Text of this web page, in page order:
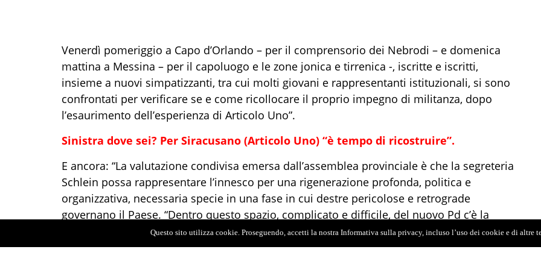
Venerdì pomeriggio a Capo d’Orlando – per il comprensorio dei Nebrodi – e domenica
mattina a Messina – per il capoluogo e le zone jonica e tirrenica -, iscritte e iscritti,
insieme a nuovi simpatizzanti, tra cui molti giovani e rappresentanti istituzionali, si sono
confrontati per verificare se e come ricollocare il proprio impegno di militanza, dopo
l’esaurimento dell’esperienza di Articolo Uno”.
Sinistra dove sei? Per Siracusano (Articolo Uno) “è tempo di ricostruire”.
E ancora: “La valutazione condivisa emersa dall’assemblea provinciale è che la segreteria
Schlein possa rappresentare l’innesco per una rigenerazione profonda, politica e
organizzativa, necessaria specie in una fase in cui destre pericolose e retrograde
governano il Paese. “Dentro questo spazio, complicato e difficile, del nuovo Pd c’è la
sfida per la nostra comunità e l’opportunità per rilanciare una militanza collettiva” si
legge nel documento politico approvato dall’Assemblea provinciale: una militanza che
Questo sito utilizza cookie. Proseguendo, accetti la nostra Informativa sulla privacy, incluso l’uso dei cookie e di altre